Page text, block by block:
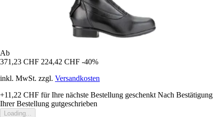
Ab
371,23 CHF 224,42 CHF -40%
inkl. MwSt. zzgl. Versandkosten
+11,22 CHF für Ihre nächste Bestellung geschenkt Nach Bestätigung
Ihrer Bestellung gutgeschrieben
Loading...